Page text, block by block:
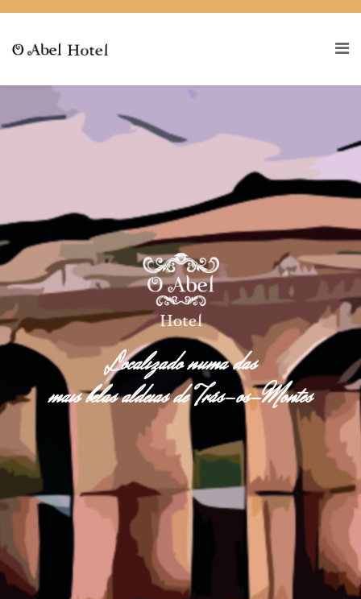
Localizado numa das
mais belas aldeias de Trás-os-Montes